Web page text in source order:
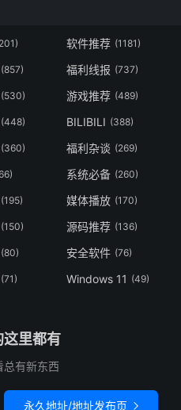
软件推荐 (1181)
(857) 福利线报 (737)
(530) 游戏推荐 (489)
(448) BILIBILI (388)
(360) 福利杂谈 (269)
系统必备 (260)
(195) 媒体播放 (170)
(150) 源码推荐 (136)
(80) 安全软件 (76)
(71) Windows 11 (49)
这里都有
总有新东西
永久地址/地址发布页 